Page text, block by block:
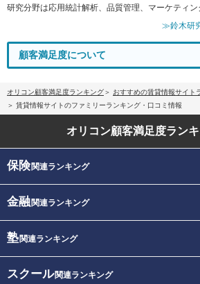
研究分野は応用統計解析、品質管理、マーケティン
≫鈴木研
顧客満足度について
オリコン顧客満足度ランキング おすすめの賃貸情報サイト
賃貸情報サイトのファミリーランキング・口コミ情報
オリコン顧客満足度ラン
保険関連ランキング
金融関連ランキング
塾関連ランキング
スクール関連ランキング